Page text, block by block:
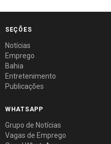
SEÇÕES
Notícias
Emprego
Bahia
Entretenimento
Publicações
WHATSAPP
Grupo de Notícias
Vagas de Emprego